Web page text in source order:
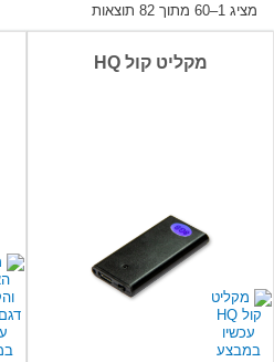
מציג 1–60 מתוך 82 תוצאות
ממוין
לפי
מקליט קול HQ